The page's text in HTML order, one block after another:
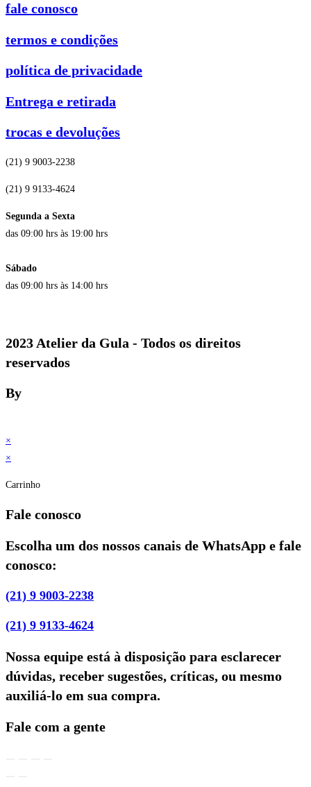
fale conosco
termos e condições
política de privacidade
Entrega e retirada
trocas e devoluções
(21) 9 9003-2238
(21) 9 9133-4624
Segunda a Sexta
das 09:00 hrs às 19:00 hrs
Sábado
das 09:00 hrs às 14:00 hrs
2023 Atelier da Gula - Todos os direitos
reservados
By
×
×
Carrinho
Fale conosco
Escolha um dos nossos canais de WhatsApp e fale
conosco:
(21) 9 9003-2238
(21) 9 9133-4624
Nossa equipe está à disposição para esclarecer
dúvidas, receber sugestões, críticas, ou mesmo
auxiliá-lo em sua compra.
Fale com a gente